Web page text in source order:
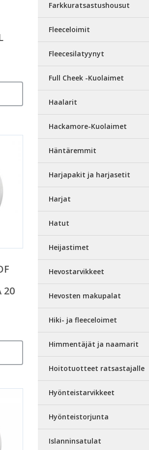
20
Farkkuratsastushousut
Fleeceloimit
Fleecesilatyynyt
Full Cheek -Kuolaimet
Haalarit
Hackamore-Kuolaimet
Häntäremmit
Harjapakit ja harjasetit
Harjat
Hatut
Heijastimet
Hevostarvikkeet
Hevosten makupalat
Hiki- ja fleeceloimet
Himmentäjät ja naamarit
Hoitotuotteet ratsastajalle
Hyönteistarvikkeet
Hyönteistorjunta
Islanninsatulat